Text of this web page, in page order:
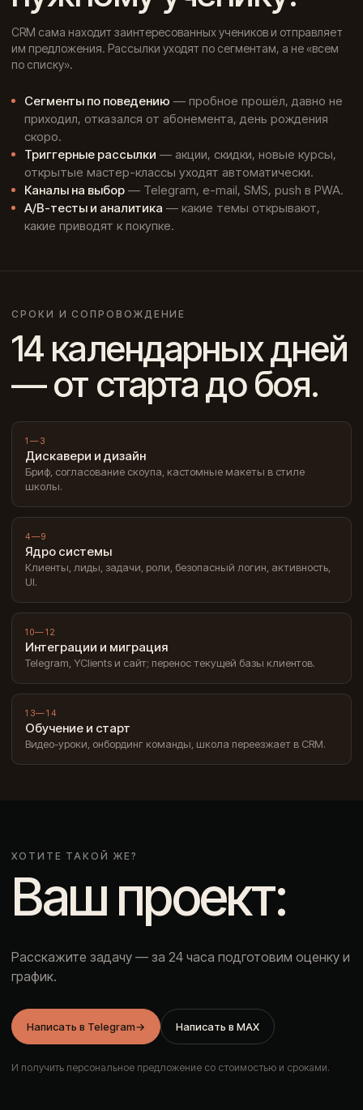
CRM сама находит заинтересованных учеников и отправляет
им предложения. Рассылки уходят по сегментам, а не «всем
по списку».
Сегменты по поведению — пробное прошёл, давно не
приходил, отказался от абонемента, день рождения
скоро.
Триггерные рассылки — акции, скидки, новые курсы,
открытые мастер-классы уходят автоматически.
Каналы на выбор — Telegram, e-mail, SMS, push в PWA.
A/B-тесты и аналитика — какие темы открывают,
какие приводят к покупке.
СРОКИ И СОПРОВОЖДЕНИЕ
14 календарных дней
— от старта до боя.
1—3
Дискавери и дизайн
Бриф, согласование скоупа, кастомные макеты в стиле
школы.
4—9
Ядро системы
Клиенты, лиды, задачи, роли, безопасный логин, активность,
UI.
10—12
Интеграции и миграция
Telegram, YClients и сайт; перенос текущей базы клиентов.
13—14
Обучение и старт
Видео-уроки, онбординг команды, школа переезжает в CRM.
ХОТИТЕ ТАКОЙ ЖЕ?
Ваш проект:
Расскажите задачу — за 24 часа подготовим оценку и
график.
Написать в Telegram→ Написать в MAX
И получить персональное предложение со стоимостью и сроками.